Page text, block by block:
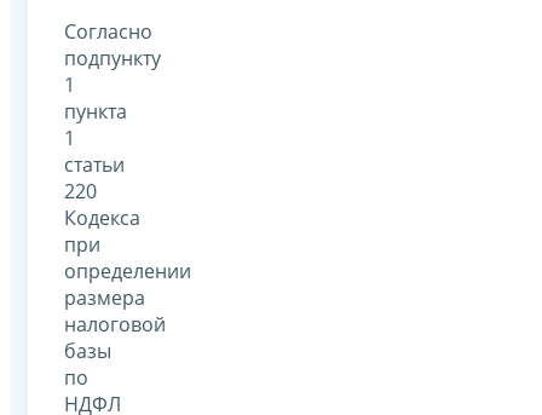
Согласно
подпункту
1
пункта
1
статьи
220
Кодекса
при
определении
размера
налоговой
базы
по
НДФЛ